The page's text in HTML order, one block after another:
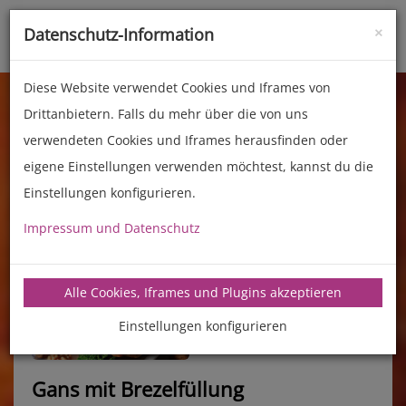
Toggle
Gans mit Brezelfüllung
×
Datenschutz-Information
Diese Website verwendet Cookies und Iframes von
Drittanbietern. Falls du mehr über die von uns
verwendeten Cookies und Iframes herausfinden oder
eigene Einstellungen verwenden möchtest, kannst du die
Einstellungen konfigurieren.
Impressum und Datenschutz
Alle Cookies, Iframes und Plugins akzeptieren
Einstellungen konfigurieren